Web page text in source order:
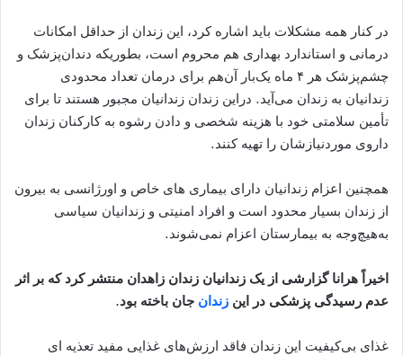
در کنار همه مشکلات باید اشاره کرد، این زندان از حداقل امکانات
درمانی و استاندارد بهداری هم محروم است، بطوریکه دندان‌پزشک و
چشم‌پزشک هر ۴ ماه یک‌بار آن‌هم برای درمان تعداد محدودی
زندانیان به زندان می‌آید. دراین زندان زندانیان مجبور هستند تا برای
تأمین سلامتی خود با هزینه شخصی و دادن رشوه به کارکنان زندان
داروی موردنیازشان را تهیه کنند.
همچنین اعزام زندانیان دارای بیماری های خاص و اورژانسی به بیرون
از زندان بسیار محدود است و افراد امنیتی و زندانیان سیاسی
به‌هیچ‌وجه به بیمارستان اعزام نمی‌شوند.
اخیراً هرانا گزارشی از یک زندانیان زندان زاهدان منتشر کرد که بر اثر
عدم رسیدگی پزشکی در این زندان جان باخته بود.
غذای بی‌کیفیت این زندان فاقد ارزش‌های غذایی مفید تعذیه ای